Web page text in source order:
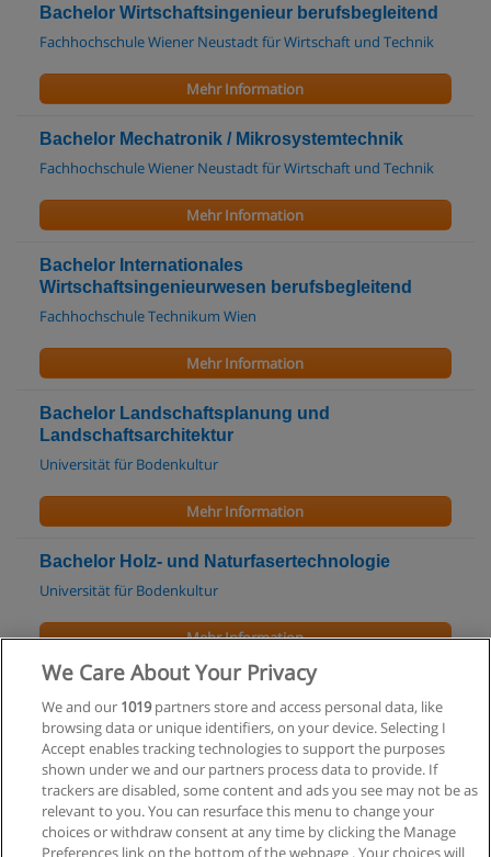
Bachelor Wirtschaftsingenieur berufsbegleitend
Fachhochschule Wiener Neustadt für Wirtschaft und Technik
Mehr Information
Bachelor Mechatronik / Mikrosystemtechnik
Fachhochschule Wiener Neustadt für Wirtschaft und Technik
Mehr Information
Bachelor Internationales
Wirtschaftsingenieurwesen berufsbegleitend
Fachhochschule Technikum Wien
Mehr Information
Bachelor Landschaftsplanung und
Landschaftsarchitektur
Universität für Bodenkultur
Mehr Information
Bachelor Holz- und Naturfasertechnologie
Universität für Bodenkultur
Mehr Information
Master Landmanagement, Infrastruktur und
Bautechnik
Universität für Bodenkultur
Mehr Information
We Care About Your Privacy
We and our 1019partners store and access personal data, like
browsing data or unique identifiers, on your device. Selecting I
Accept enables tracking technologies to support the purposes
shown under we and our partners process data to provide. If
trackers are disabled, some content and ads you see may not be as
relevant to you. You can resurface this menu to change your
choices or withdraw consent at any time by clicking the Manage
Preferences link on the bottom of the webpage . Your choices will